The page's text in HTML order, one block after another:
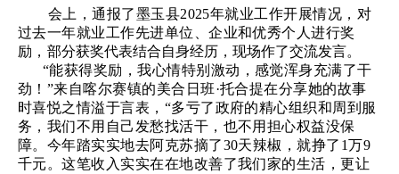
会上，通报了墨玉县2025年就业工作开展情况，对
过去一年就业工作先进单位、企业和优秀个人进行奖
励， 部分获奖代表结合自身经历，现场作了交流发言。
“能获得奖励，我心情特别激动，感觉浑身充满了干
劲！”来自喀尔赛镇的美合日班·托合提在分享她的故事
时喜悦之情溢于言表，“多亏了政府的精心组织和周到服
务，我们不用自己发愁找活干，也不用担心权益没保
障。今年踏实实地去阿克苏摘了30天辣椒，就挣了1万9
千元。这笔收入实实在在地改善了我们家的生活，更让